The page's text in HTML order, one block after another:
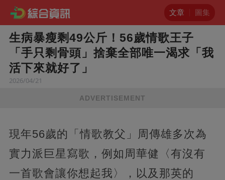
文章 圖集
生病暴瘦剩49公斤！56歲情歌王子
「手只剩骨頭」捨棄全部唯一渴求「我
活下來就好了」
2026/04/21
ADVERTISEMENT
現年56歲的「情歌教父」周傳雄多次為
實力派巨星寫歌，例如周華健〈有沒有
一首歌會讓你想起我〉，以及那英的